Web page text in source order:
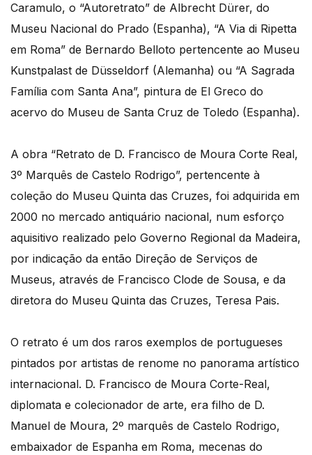
Caramulo, o “Autoretrato” de Albrecht Dürer, do
Museu Nacional do Prado (Espanha), “A Via di Ripetta
em Roma” de Bernardo Belloto pertencente ao Museu
Kunstpalast de Düsseldorf (Alemanha) ou “A Sagrada
Família com Santa Ana”, pintura de El Greco do
acervo do Museu de Santa Cruz de Toledo (Espanha).
A obra “Retrato de D. Francisco de Moura Corte Real,
3º Marquês de Castelo Rodrigo”, pertencente à
coleção do Museu Quinta das Cruzes, foi adquirida em
2000 no mercado antiquário nacional, num esforço
aquisitivo realizado pelo Governo Regional da Madeira,
por indicação da então Direção de Serviços de
Museus, através de Francisco Clode de Sousa, e da
diretora do Museu Quinta das Cruzes, Teresa Pais.
O retrato é um dos raros exemplos de portugueses
pintados por artistas de renome no panorama artístico
internacional. D. Francisco de Moura Corte-Real,
diplomata e colecionador de arte, era filho de D.
Manuel de Moura, 2º marquês de Castelo Rodrigo,
embaixador de Espanha em Roma, mecenas do